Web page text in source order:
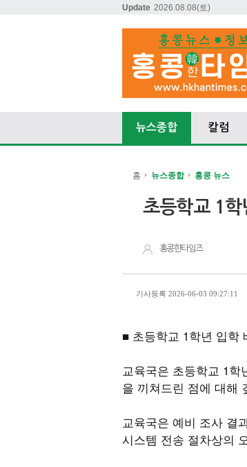
Update 2026.08.08(토)
뉴스종합 칼럼
홈 뉴스종합 홍콩 뉴스
초등학교 1학
홍콩한타임즈
기사등록 2026-06-03 09:27:11
■ 초등학교 1학년 입학
교육국은 초등학교 1학
을 끼쳐드린 점에 대해
교육국은 예비 조사 결
시스템 전송 절차상의